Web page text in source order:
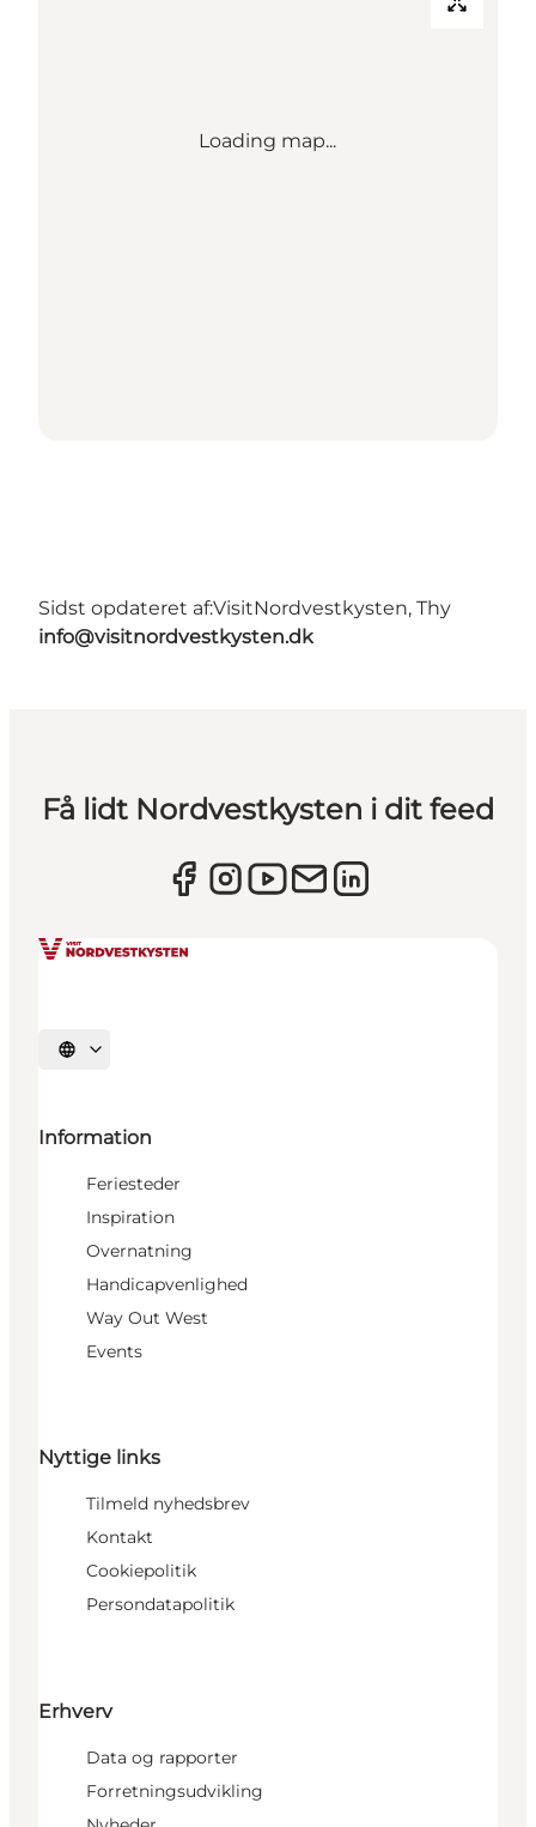
Loading map...
Sidst opdateret af:VisitNordvestkysten, Thy
info@visitnordvestkysten.dk
Få lidt Nordvestkysten i dit feed
Vælg sprog
Information
Feriesteder
Inspiration
Overnatning
Handicapvenlighed
Way Out West
Events
Nyttige links
Tilmeld nyhedsbrev
Kontakt
Cookiepolitik
Persondatapolitik
Erhverv
Data og rapporter
Forretningsudvikling